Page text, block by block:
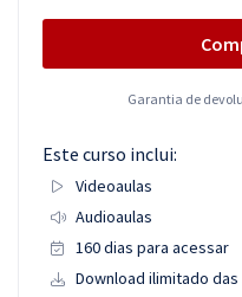
Garantia de
Este curso inclui:
Videoaulas
Audioaulas
160 dias para acessar
Download ilimitado das